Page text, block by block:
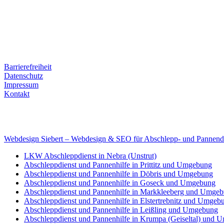
Barrierefreiheit
Datenschutz
Impressum
Kontakt
Webdesign Siebert – Webdesign & SEO für Abschlepp- und
LKW Abschleppdienst in Nebra (Unstrut)
Abschleppdienst und Pannenhilfe in Prittitz und Umgebung
Abschleppdienst und Pannenhilfe in Döbris und Umgebung
Abschleppdienst und Pannenhilfe in Goseck und Umgebung
Abschleppdienst und Pannenhilfe in Markkleeberg und
Abschleppdienst und Pannenhilfe in Elstertrebnitz und
Abschleppdienst und Pannenhilfe in Leißling und Umgebung
Abschleppdienst und Pannenhilfe in Krumpa (Geiseltal) und